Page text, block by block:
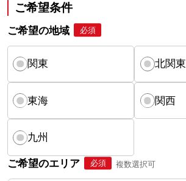
ご希望条件
ご希望の地域 必須
関東 北関東
東海 関西
九州
ご希望のエリア 必須 複数選択可